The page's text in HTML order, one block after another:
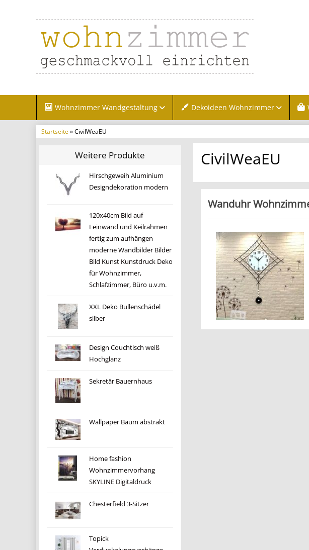
Wohnzimmer Wandgestaltung Dekoideen Wohnzimmer
Startseite» CivilWeaEU
Weitere Produkte
Hirschgeweih Aluminium
Designdekoration modern
120x40cm Bild auf
Leinwand und Keilrahmen
fertig zum aufhängen
moderne Wandbilder Bilder
Bild Kunst Kunstdruck Deko
für Wohnzimmer,
Schlafzimmer, Büro u.v.m.
XXL Deko Bullenschädel
silber
Design Couchtisch weiß
Hochglanz
Sekretär Bauernhaus
Wallpaper Baum abstrakt
Home fashion
Wohnzimmervorhang
SKYLINE Digitaldruck
Chesterfield 3-Sitzer
Topick
CivilWeaEU
Wanduhr